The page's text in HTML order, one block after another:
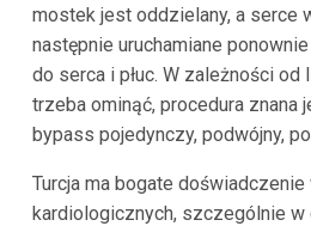
mostek jest oddzielany, a serce
następnie uruchamiane
do serca i płuc. W zależności od
trzeba ominąć, procedura znana
bypass pojedynczy, podwójny,
Turcja ma bogate
kardiologicznych, szczególnie